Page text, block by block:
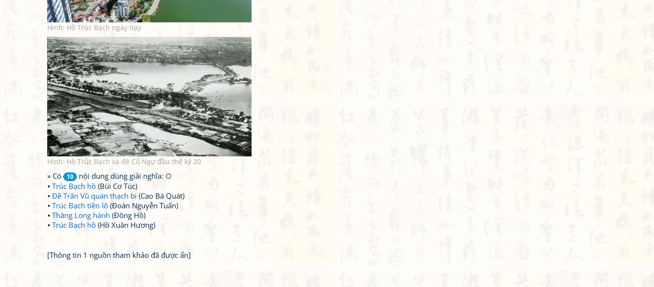
Hình: Hồ Trúc Bạch ngày nay
Hình: Hồ Trúc Bạch và đê Cố Ngự đầu thế kỷ 20
» Có 10
nội dung dùng giải nghĩa:
Trúc Bạch hồ (Bùi Cơ Túc)
Đề Trấn Vũ quán thạch bi (Cao Bá Quát)
Trúc Bạch tiền lô (Đoàn Nguyễn Tuấn)
Thăng Long hành (Đông Hồ)
Trúc Bạch hồ (Hồ Xuân Hương)
[Thông tin 1 nguồn tham khảo đã được ẩn]